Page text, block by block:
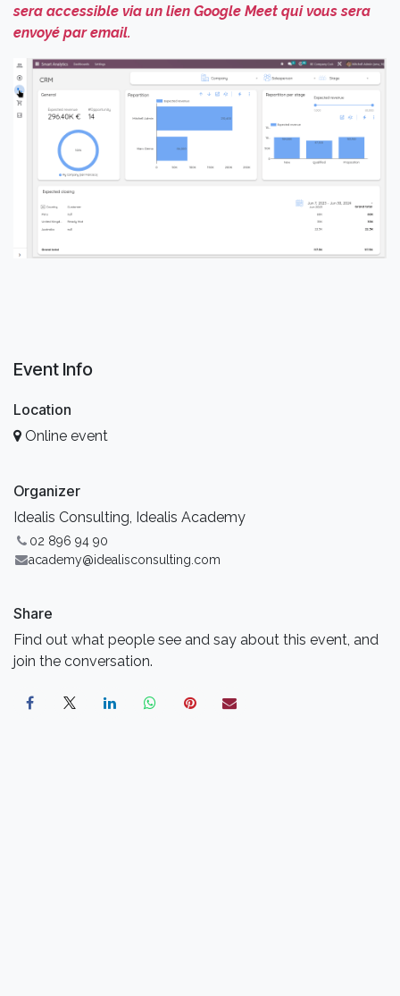
sera accessible via un lien Google Meet qui vous sera
envoyé par email.
Event Info
Location
Online event
Organizer
Idealis Consulting, Idealis Academy
02 896 94 90
academy@idealisconsulting.com
Share
Find out what people see and say about this event, and
join the conversation.